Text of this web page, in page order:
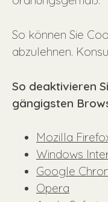
So können Sie
abzulehnen.
So deaktivieren
gängigsten
Mozilla
Windows
Google
Opera